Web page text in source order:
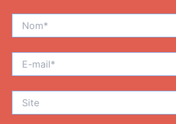
mail*